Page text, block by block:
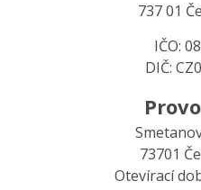
737 01
IČO:
DIČ:
73701
Otevírací